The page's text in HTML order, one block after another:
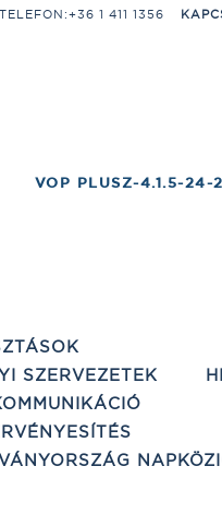
1 411 1356
VOP PLUSZ-4.1.5-
SZERVEZETEK